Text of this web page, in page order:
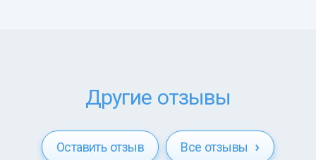
Другие отзывы
Оставить отзыв Все отзывы